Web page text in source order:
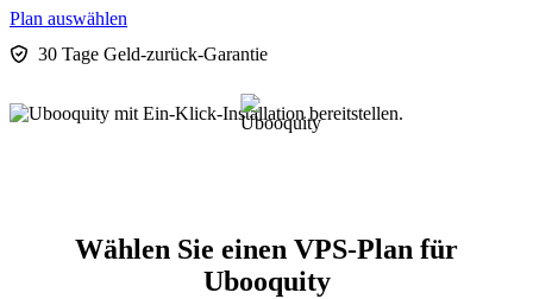
Plan auswählen
30 Tage Geld-zurück-Garantie
Wählen Sie einen VPS-Plan für
Ubooquity